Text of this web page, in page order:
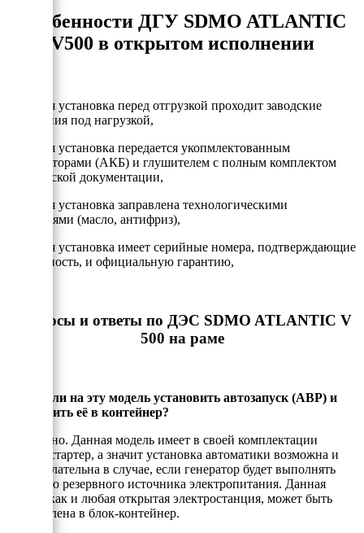
Особенности ДГУ SDMO ATLANTIC
V500 в открытом исполнении
- Каждая установка перед отгрузкой проходит заводские
испытания под нагрузкой,
- Каждая установка передается укопмлектованным
аккумулторами (АКБ) и глушителем с полным комплектом
технической документации,
- Каждая установка заправлена технологическими
жидкостями (масло, антифриз),
- Каждая установка имеет серийные номера, подтверждающие
подлинность, и официальную гарантию,
Вопросы и ответы по ДЭС SDMO ATLANTIC V
500 на раме
Можно ли на эту модель установить автозапуск (АВР) и
установить её в контейнер?
Да, можно. Данная модель имеет в своей комплектации
электростартер, а значит установка автоматики возможна и
даже желательна в случае, если генератор будет выполнять
функцию резервного источника электропитания. Данная
модель,как и любая открытая электростанция, может быть
установлена в блок-контейнер.